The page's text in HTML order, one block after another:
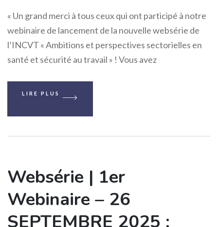
« Un grand merci à tous ceux qui ont participé à notre
webinaire de lancement de la nouvelle websérie de
l’INCVT « Ambitions et perspectives sectorielles en
santé et sécurité au travail » ! Vous avez
LIRE PLUS
Websérie | 1er
Webinaire – 26
SEPTEMBRE 2025 :